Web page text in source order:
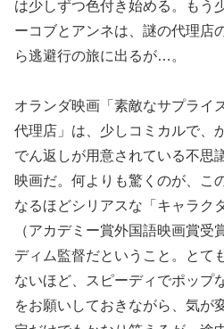
は少しずつ色付き始める。もう
ーコブとアンネは、謎の代理店
ら逃避行の旅に出るが…。
オランダ映画「素敵なサプラ
代理店」は、少しコミカルで、
でん返しが用意されている不思
映画だ。何よりも驚くのが、こ
なるほどシリアスな「キャラク
（アカデミー賞外国語映画賞受
ディム監督だということ。とて
ないほど、スピーディでポップ
をお願いしておきながら、気が